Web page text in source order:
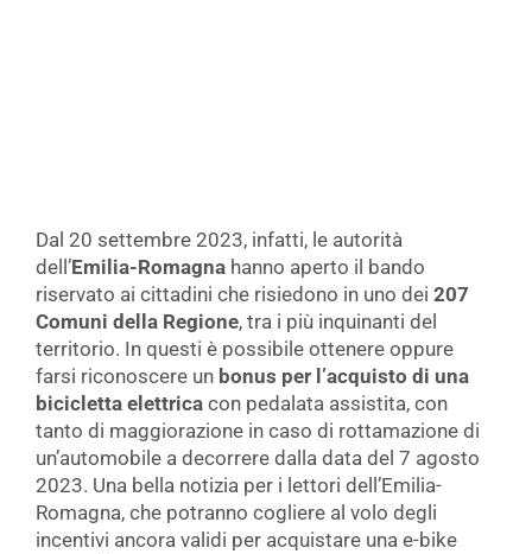
Dal 20 settembre 2023, infatti, le autorità
dell’Emilia-Romagna hanno aperto il bando
riservato ai cittadini che risiedono in uno dei 207
Comuni della Regione, tra i più inquinanti del
territorio. In questi è possibile ottenere oppure
farsi riconoscere un bonus per l’acquisto di una
bicicletta elettrica con pedalata assistita, con
tanto di maggiorazione in caso di rottamazione di
un’automobile a decorrere dalla data del 7 agosto
2023. Una bella notizia per i lettori dell’Emilia-
Romagna, che potranno cogliere al volo degli
incentivi ancora validi per acquistare una e-bike